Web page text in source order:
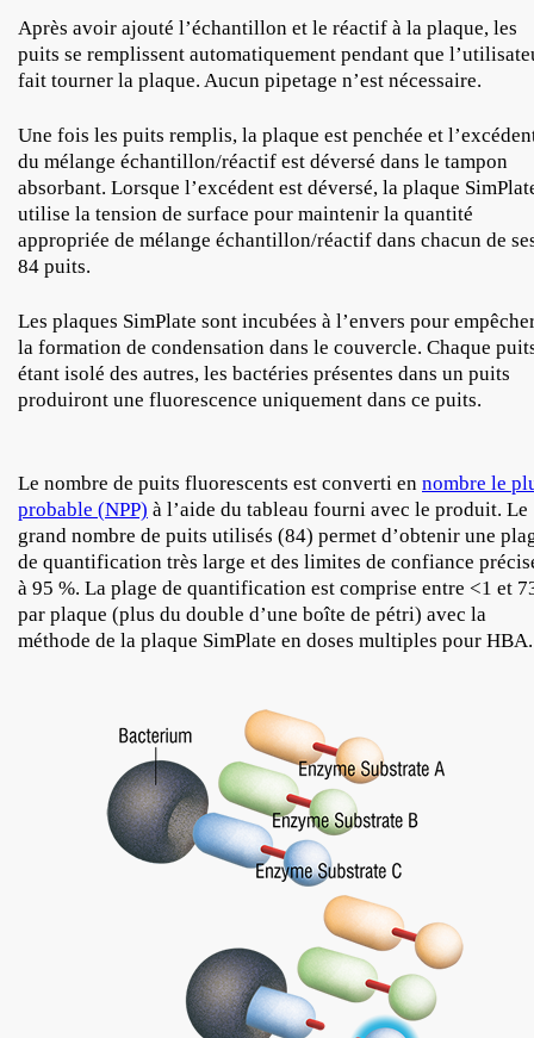
Après avoir ajouté l’échantillon et le réactif à la plaque, les
puits se remplissent automatiquement pendant que
fait tourner la plaque. Aucun pipetage n’est nécessaire.
Une fois les puits remplis, la plaque est penchée et
du mélange échantillon/réactif est déversé dans le tampon
absorbant. Lorsque l’excédent est déversé, la plaque
utilise la tension de surface pour maintenir la quantité
appropriée de mélange échantillon/réactif dans chacun de
84 puits.
Les plaques SimPlate sont incubées à l’envers pour
la formation de condensation dans le couvercle. Chaque
étant isolé des autres, les bactéries présentes dans un puits
produiront une fluorescence uniquement dans ce puits.
Le nombre de puits fluorescents est converti en nombre le
probable (NPP) à l’aide du tableau fourni avec le produit. Le
grand nombre de puits utilisés (84) permet d’obtenir une
de quantification très large et des limites de confiance
à 95 %. La plage de quantification est comprise entre <1 et
par plaque (plus du double d’une boîte de pétri) avec la
méthode de la plaque SimPlate en doses multiples pour HBA.